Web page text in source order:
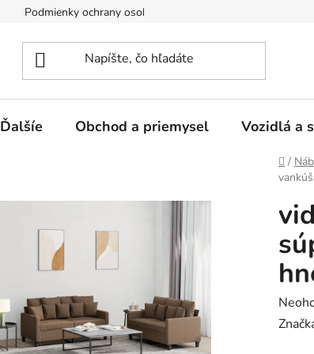
Podmienky ochrany osobných údajov
Ďalšíe Obchod a priemysel Vozidlá a
/